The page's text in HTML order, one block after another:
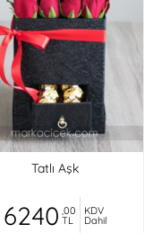
Tatlı Aşk
6240 ,00
TL
KDV
Dahil